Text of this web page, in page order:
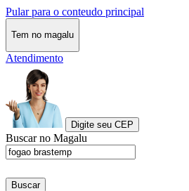
Pular para o conteudo principal
Tem no magalu
Atendimento
Digite seu CEP
Buscar no Magalu
Buscar